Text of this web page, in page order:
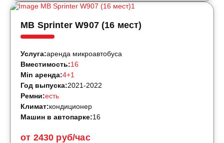
MB Sprinter W907 (16 мест)
от 2430 руб/час
Услуга:аренда микроавтобуса
Вместимость:16
Min аренда:4+1
Год выпуска:2021-2022
Ремни:есть
Климат:кондиционер
Машин в автопарке:16